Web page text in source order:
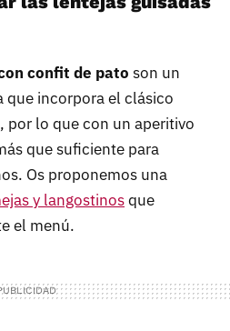
confit de pato son un
que incorpora el clásico
lo que con un aperitivo
que suficiente para
Os proponemos una
y langostinosque
el menú.